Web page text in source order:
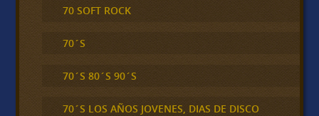
70 SOFT ROCK
70´S
70´S 80´S 90´S
70´S LOS AÑOS JOVENES, DIAS DE DISCO